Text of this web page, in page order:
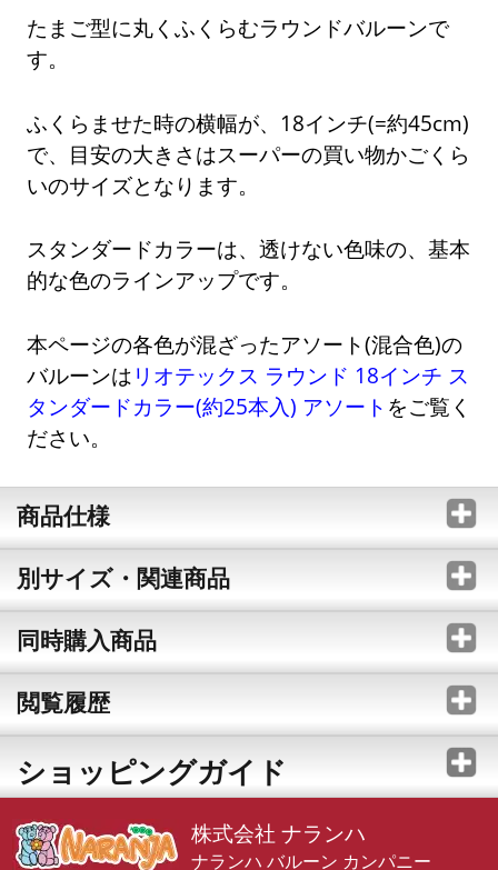
たまご型に丸くふくらむラウンドバルーンで
す。
ふくらませた時の横幅が、18インチ(=約45cm)
で、目安の大きさはスーパーの買い物かごくら
いのサイズとなります。
スタンダードカラーは、透けない色味の、基本
的な色のラインアップです。
本ページの各色が混ざったアソート(混合色)の
バルーンは リオテックス ラウンド 18インチ ス
タンダードカラー(約25本入) アソート をご覧く
ださい。
商品仕様
別サイズ・関連商品
同時購入商品
閲覧履歴
ショッピングガイド
株式会社 ナランハ
ナランハ バルーン カンパニー